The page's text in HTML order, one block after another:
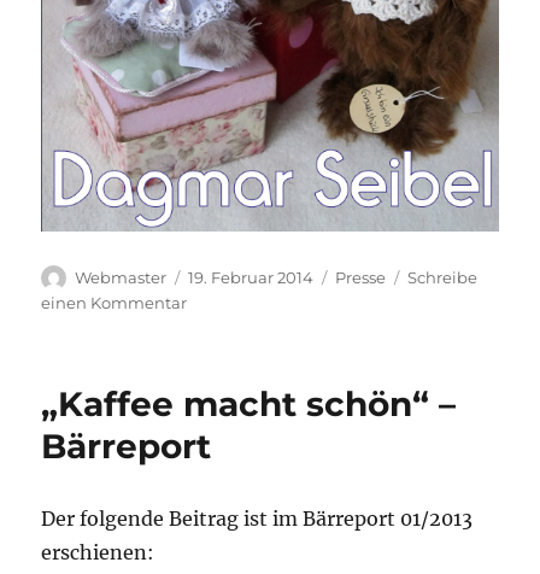
Autor
Webmaster
Veröffentlicht
19. Februar 2014 Kategorien
Presse
Schreibe
einen Kommentarzu
Kuscheltier
„Kaffee macht schön“ –
Bärreport
Der folgende Beitrag ist im Bärreport 01/2013
erschienen: